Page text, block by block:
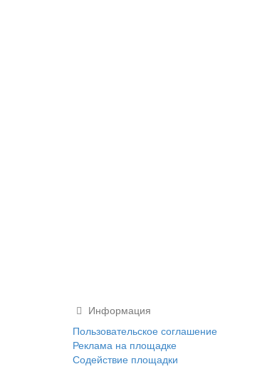
Информация
Пользовательское соглашение
Реклама на площадке
Содействие площадки